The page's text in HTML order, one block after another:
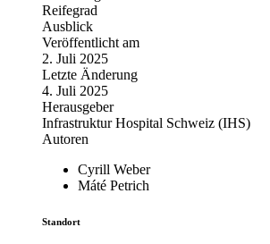
Reifegrad
Ausblick
Veröffentlicht am
2. Juli 2025
Letzte Änderung
4. Juli 2025
Herausgeber
Infrastruktur Hospital Schweiz (IHS)
Autoren
Cyrill Weber
Máté Petrich
Standort